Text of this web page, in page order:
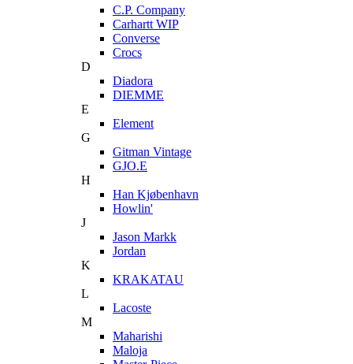
C.P. Company
Carhartt WIP
Converse
Crocs
D
Diadora
DIEMME
E
Element
G
Gitman Vintage
GJO.E
H
Han Kjøbenhavn
Howlin'
J
Jason Markk
Jordan
K
KRAKATAU
L
Lacoste
M
Maharishi
Maloja